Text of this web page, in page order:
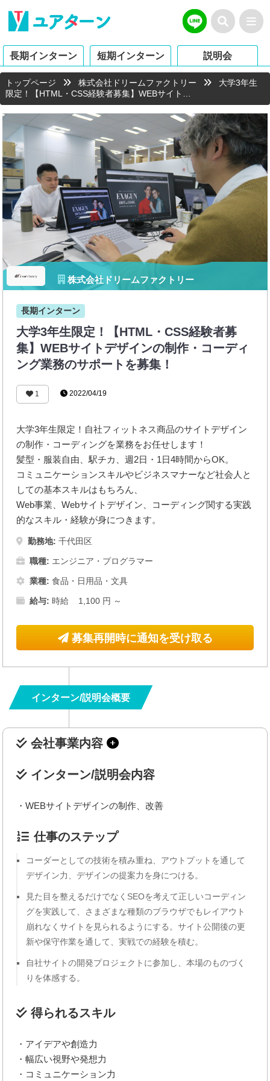
長期インターン 短期インターン 説明会
トップページ 株式会社ドリームファクトリー
大学3年生
限定！【HTML・CSS経験者募集】WEBサイト…
株式会社ドリームファクトリー
長期インターン
大学3年生限定！【HTML・CSS経験者募
集】WEBサイトデザインの制作・コーディ
ング業務のサポートを募集！
1 2022/04/19
大学3年生限定！自社フィットネス商品のサイトデザイン
の制作・コーディングを業務をお任せします！
髪型・服装自由、駅チカ、週2日・1日4時間からOK。
コミュニケーションスキルやビジネスマナーなど社会人と
しての基本スキルはもちろん、
Web事業、Webサイトデザイン、コーディング関する実践
的なスキル・経験が身につきます。
勤務地: 千代田区
職種: エンジニア・プログラマー
業種: 食品・日用品・文具
給与: 時給 1,100 円 ～
募集再開時に通知を受け取る
インターン/説明会概要
会社事業内容
インターン/説明会内容
・WEBサイトデザインの制作、改善
仕事のステップ
コーダーとしての技術を積み重ね、アウトプットを通して
デザイン力、デザインの提案力を身につける。
見た目を整えるだけでなくSEOを考えて正しいコーディン
グを実践して、さまざまな種類のブラウザでもレイアウト
崩れなくサイトを見られるようにする。サイト公開後の更
新や保守作業を通して、実戦での経験を積む。
自社サイトの開発プロジェクトに参加し、本場のものづく
りを体感する。
得られるスキル
・アイデアや創造力
・幅広い視野や発想力
・コミュニケーション力